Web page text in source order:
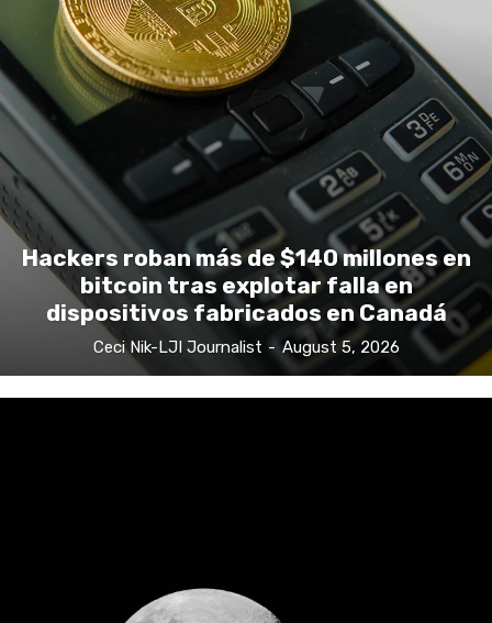
Hackers roban más de $140 millones en
bitcoin tras explotar falla en
dispositivos fabricados en Canadá
Ceci Nik-LJI Journalist - August 5, 2026